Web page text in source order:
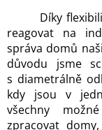
Díky flexibilitě
reagovat na
správa domů
důvodu jsme
s diametrálně
kdy jsou v
všechny
zpracovat